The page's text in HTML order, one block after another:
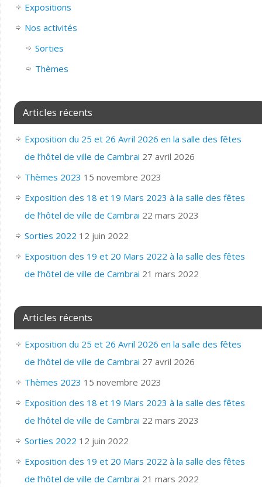
Expositions
Nos activités
Sorties
Thèmes
Articles récents
Exposition du 25 et 26 Avril 2026 en la salle des fêtes
de l’hôtel de ville de Cambrai 27 avril 2026
Thèmes 2023 15 novembre 2023
Exposition des 18 et 19 Mars 2023 à la salle des fêtes
de l’hôtel de ville de Cambrai 22 mars 2023
Sorties 2022 12 juin 2022
Exposition des 19 et 20 Mars 2022 à la salle des fêtes
de l’hôtel de ville de Cambrai 21 mars 2022
Articles récents
Exposition du 25 et 26 Avril 2026 en la salle des fêtes
de l’hôtel de ville de Cambrai 27 avril 2026
Thèmes 2023 15 novembre 2023
Exposition des 18 et 19 Mars 2023 à la salle des fêtes
de l’hôtel de ville de Cambrai 22 mars 2023
Sorties 2022 12 juin 2022
Exposition des 19 et 20 Mars 2022 à la salle des fêtes
de l’hôtel de ville de Cambrai 21 mars 2022